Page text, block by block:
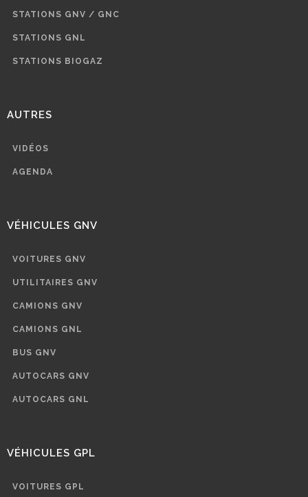
STATIONS GNV / GNC
STATIONS GNL
STATIONS BIOGAZ
AUTRES
VIDÉOS
AGENDA
VÉHICULES GNV
VOITURES GNV
UTILITAIRES GNV
CAMIONS GNV
CAMIONS GNL
BUS GNV
AUTOCARS GNV
AUTOCARS GNL
VÉHICULES GPL
VOITURES GPL